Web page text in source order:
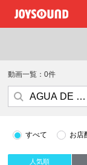
動画一覧：0件
すべて お店
人気順